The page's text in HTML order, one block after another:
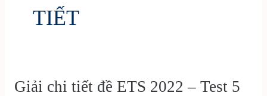
TIẾT
Giải chi tiết đề ETS 2022 – Test 5